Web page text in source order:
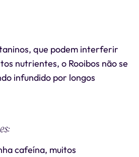
que podem interferir
nutrientes, o Rooibos não se
infundido por longos
cafeína, muitos